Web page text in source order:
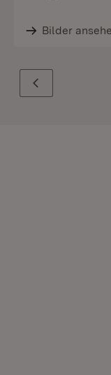
Bilder
Zurück